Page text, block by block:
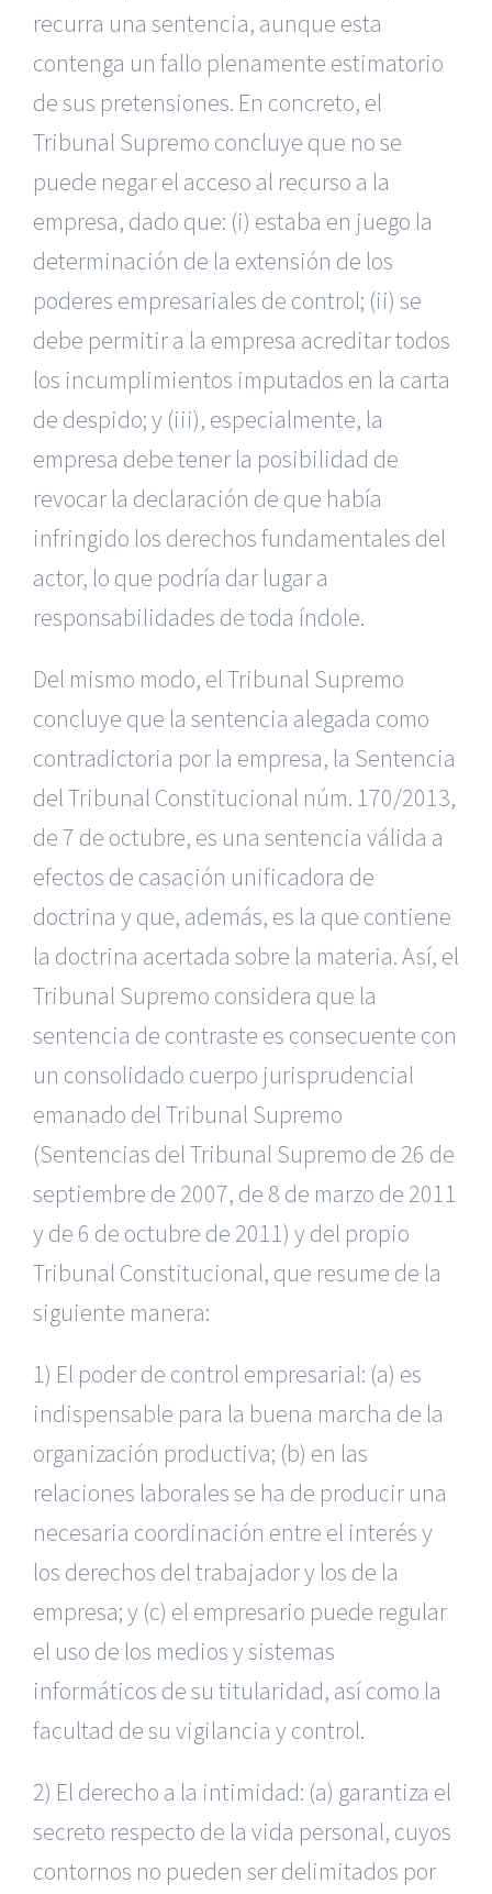
recurra una sentencia, aunque esta
contenga un fallo plenamente estimatorio
de sus pretensiones. En concreto, el
Tribunal Supremo concluye que no se
puede negar el acceso al recurso a la
empresa, dado que: (i) estaba en juego la
determinación de la extensión de los
poderes empresariales de control; (ii) se
debe permitir a la empresa acreditar todos
los incumplimientos imputados en la carta
de despido; y (iii), especialmente, la
empresa debe tener la posibilidad de
revocar la declaración de que había
infringido los derechos fundamentales del
actor, lo que podría dar lugar a
responsabilidades de toda índole.
Del mismo modo, el Tribunal Supremo
concluye que la sentencia alegada como
contradictoria por la empresa, la Sentencia
del Tribunal Constitucional núm. 170/2013,
de 7 de octubre, es una sentencia válida a
efectos de casación unificadora de
doctrina y que, además, es la que contiene
la doctrina acertada sobre la materia. Así, el
Tribunal Supremo considera que la
sentencia de contraste es consecuente con
un consolidado cuerpo jurisprudencial
emanado del Tribunal Supremo
(Sentencias del Tribunal Supremo de 26 de
septiembre de 2007, de 8 de marzo de 2011
y de 6 de octubre de 2011) y del propio
Tribunal Constitucional, que resume de la
siguiente manera:
1) El poder de control empresarial: (a) es
indispensable para la buena marcha de la
organización productiva; (b) en las
relaciones laborales se ha de producir una
necesaria coordinación entre el interés y
los derechos del trabajador y los de la
empresa; y (c) el empresario puede regular
el uso de los medios y sistemas
informáticos de su titularidad, así como la
facultad de su vigilancia y control.
2) El derecho a la intimidad: (a) garantiza el
secreto respecto de la vida personal, cuyos
contornos no pueden ser delimitados por